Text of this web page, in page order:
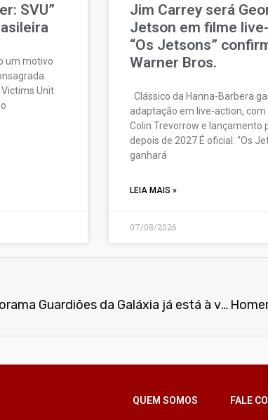
SVU”
um motivo
Unit
Jim Carrey será
Jetson em filme
“Os Jetsons”
Warner Bros.
Clássico da Hanna-Barbera
adaptação em live-action, com
Colin Trevorrow e lançamento
depois de 2027 É oficial: “Os
ganhará
LEIA MAIS »
07/08/2026
Primeira peça do diorama Guardiões da Galáxia já está à venda na Iron Studios Concept Store
QUEM SOMOS FALE